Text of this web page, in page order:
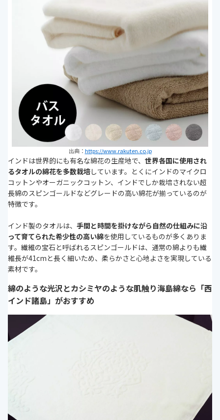
出典： https://www.rakuten.co.jp
インドは世界的にも有名な綿花の生産地で、 世界各国に使用され
るタオルの綿花を多数栽培しています。とくにインドのマイクロ
コットンやオーガニックコットン、インドでしか栽培されない超
長綿のスピンゴールドなどグレードの高い綿花が揃っているのが
特徴です。
インド製のタオルは、 手間と時間を掛けながら自然の仕組みに沿
って育てられた希少性の高い綿を使用しているものが多くありま
す。繊維の宝石と呼ばれるスピンゴールドは、通常の綿よりも繊
維長が41cmと長く細いため、柔らかさと心地よさを実現している
素材です。
綿のような光沢とカシミヤのような肌触り海島綿なら「西
インド諸島」がおすすめ